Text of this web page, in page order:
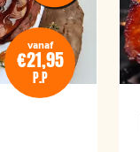
vanaf
€21,95
P.P